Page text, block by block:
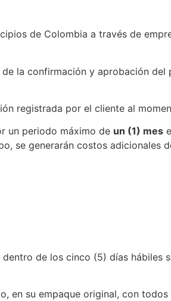
de Colombia a través de
la confirmación y aprobación del
registrada por el cliente al
un periodo máximo de un (1) mes
se generarán costos adicionales
de los cinco (5) días hábiles
en su empaque original, con